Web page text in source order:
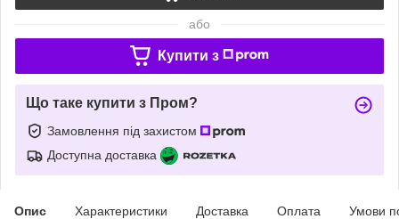
або
Купити з
Що таке купити з Пром?
Замовлення під захистом
Доступна доставка
Опис Характеристики Доставка Оплата Умови